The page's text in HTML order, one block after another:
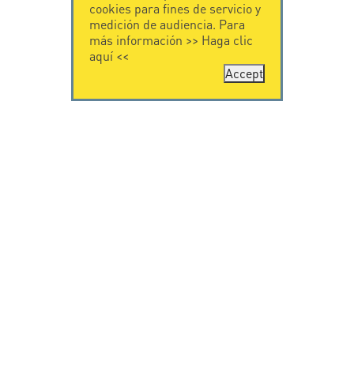
cookies para fines de servicio y
medición de audiencia. Para
más información >> Haga clic
aquí<<
Accept